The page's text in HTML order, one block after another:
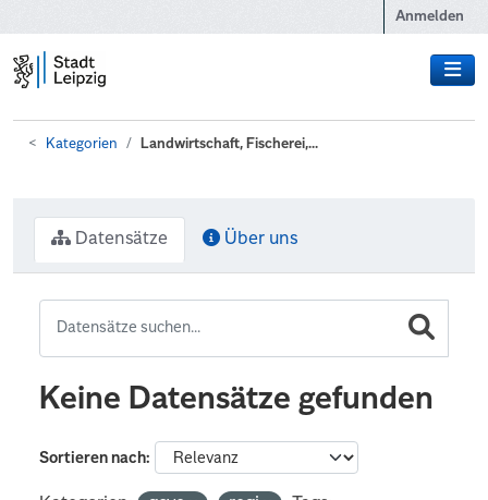
Anmelden
Kategorien Landwirtschaft, Fischerei,...
Datensätze Über uns
Keine Datensätze gefunden
Sortieren nach